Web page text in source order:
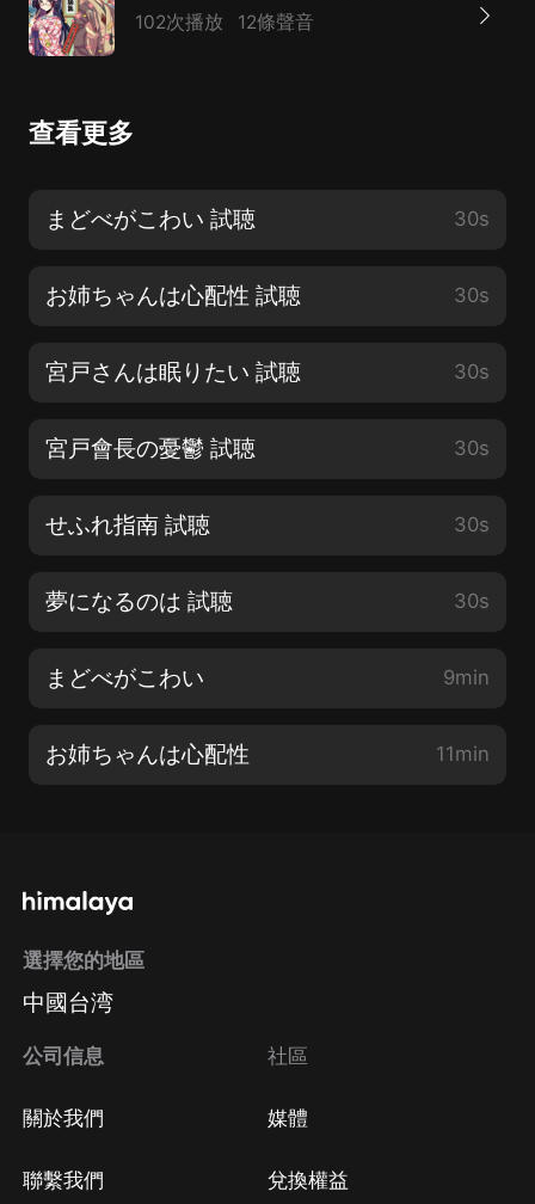
102次播放 12條聲音
查看更多
まどべがこわい 試聴 30s
お姉ちゃんは心配性 試聴 30s
宮戸さんは眠りたい 試聴 30s
宮戸會長の憂鬱 試聴 30s
せふれ指南 試聴 30s
夢になるのは 試聴 30s
まどべがこわい 9min
お姉ちゃんは心配性 11min
選擇您的地區
中國台湾
公司信息
關於我們
聯繫我們
社區
媒體
兌換權益